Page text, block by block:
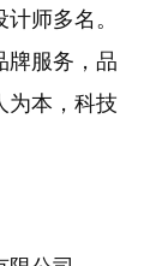
师多名。
牌服务，品
为本，科技
实践现代
进步。 公